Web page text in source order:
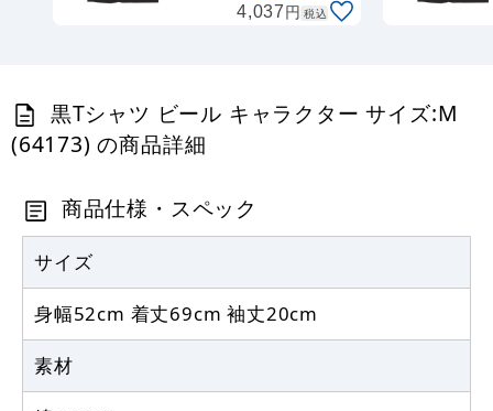
4,037円 税込
黒Tシャツ ビール キャラクター サイズ:M
(64173) の商品詳細
商品仕様・スペック
サイズ
身幅52cm 着丈69cm 袖丈20cm
素材